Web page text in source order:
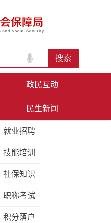
政民互动
民生新闻
就业招聘
技能培训
社保知识
职称考试
积分落户